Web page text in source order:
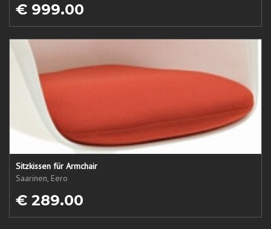
€ 999.00
Sitzkissen für Armchair
Saarinen, Eero
€ 289.00